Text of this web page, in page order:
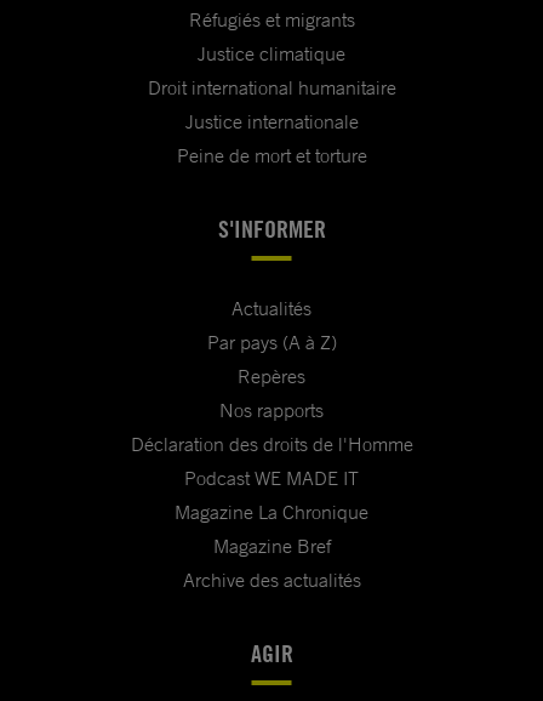
Réfugiés et migrants
Justice climatique
Droit international humanitaire
Justice internationale
Peine de mort et torture
S'INFORMER
Actualités
Par pays (A à Z)
Repères
Nos rapports
Déclaration des droits de l'Homme
Podcast WE MADE IT
Magazine La Chronique
Magazine Bref
Archive des actualités
AGIR